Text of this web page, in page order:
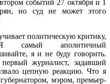
событий 27 октября и 1
но суд не может этого
политическую критику,
самый аполитичный
я и не буду говорить.
журналист, задавший
цепную реакцию. Что я
мэром, премьер-